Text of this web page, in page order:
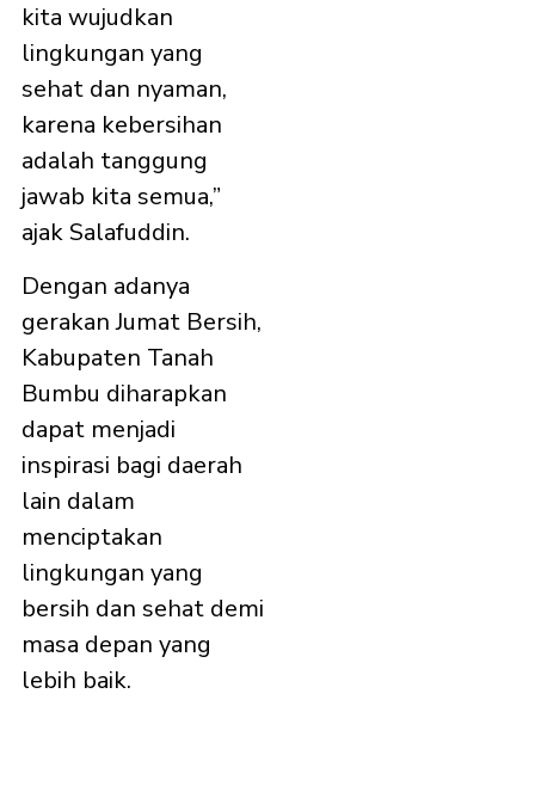
kita wujudkan
lingkungan yang
sehat dan nyaman,
karena kebersihan
adalah tanggung
jawab kita semua,”
ajak Salafuddin.
Dengan adanya
gerakan Jumat Bersih,
Kabupaten Tanah
Bumbu diharapkan
dapat menjadi
inspirasi bagi daerah
lain dalam
menciptakan
lingkungan yang
bersih dan sehat demi
masa depan yang
lebih baik.